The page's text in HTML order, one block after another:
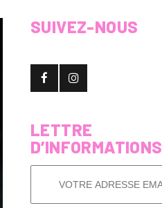
SUIVEZ-NOUS
LETTRE
D’INFORMATIONS